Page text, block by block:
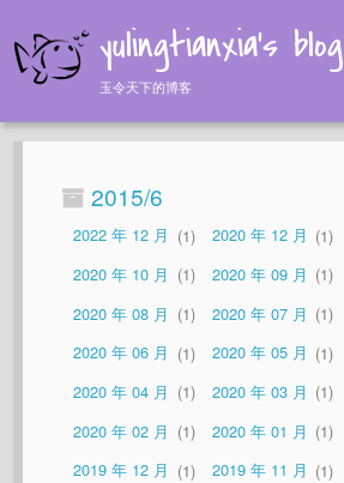
yulingtianxia's blog
玉令天下的博客
Home
Tags
About
2015/6
2022 年 12 月 1 2020 年 12 月
1
2020 年 10 月
1 2020 年 09 月
1
2020 年 08 月
1 2020 年 07 月
1
2020 年 06 月
1 2020 年 05 月
1
2020 年 04 月
1 2020 年 03 月
1
2020 年 02 月
1 2020 年 01 月
1
2019 年 12 月
1 2019 年 11 月
1